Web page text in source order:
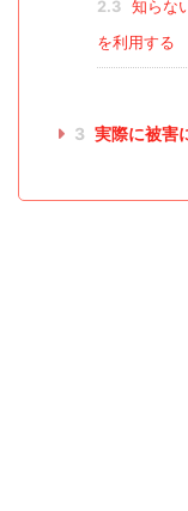
2.3
知らな
を利用する
3 実際に被害